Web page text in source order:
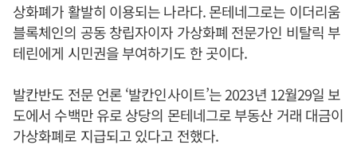
상화폐가 활발히 이용되는 나라다. 몬테네그로는 이더리움
블록체인의 공동 창립자이자 가상화폐 전문가인 비탈릭 부
테린에게 시민권을 부여하기도 한 곳이다.
발칸반도 전문 언론 ‘발칸인사이트’는 2023년 12월29일 보
도에서 수백만 유로 상당의 몬테네그로 부동산 거래 대금이
가상화폐로 지급되고 있다고 전했다.